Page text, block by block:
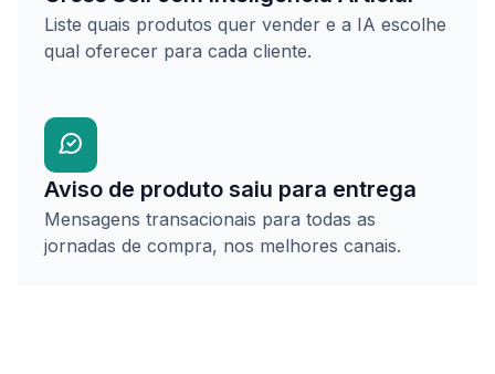
Liste quais produtos quer vender e a IA escolhe
qual oferecer para cada cliente.
Aviso de produto saiu para entrega
Mensagens transacionais para todas as
jornadas de compra, nos melhores canais.